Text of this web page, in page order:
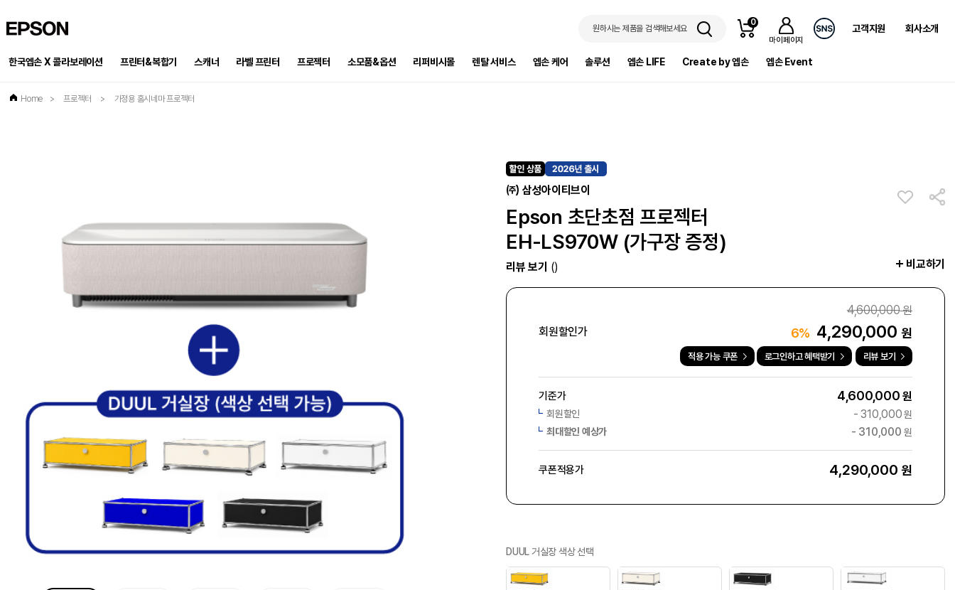
원하시는 제품을 검색해보세요
0
마이페이지
고객지원 회사소개
한국엡손 X 콜라보레이션 프린터&복합기 스캐너 라벨 프린터 프로젝터 소모품&옵션 리퍼비시몰 렌탈 서비스 엡손 케어 솔루션 엡손 LIFE Create by 엡손 엡손 Event
Home > 프로젝터 > 가정용 홈시네마 프로젝터
㈜ 삼성아이티브이
Epson 초단초점 프로젝터
EH-LS970W (가구장 증정)
리뷰 보기 () 비교하기
4,600,000원
회원할인가
6% 4,290,000원
적용 가능 쿠폰 로그인하고 혜택받기 리뷰 보기
기준가 4,600,000원
회원할인 -310,000원
최대할인 예상가
- 310,000 원
쿠폰적용가 4,290,000 원
DUUL 거실장 색상 선택